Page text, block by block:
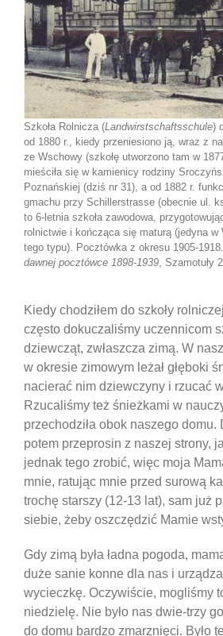
Szkoła Rolnicza (Landwirstschaftsschule)
od 1880 r., kiedy przeniesiono ją, wraz z
ze Wschowy (szkołę utworzono tam w
mieściła się w kamienicy rodziny
Poznańskiej (dziś nr 31), a od 1882 r.
gmachu przy Schillerstrasse (obecnie ul.
to 6-letnia szkoła zawodowa,
rolnictwie i kończąca się maturą (jedyna w
tego typu). Pocztówka z okresu 1905-1918.
dawnej pocztówce 1898-1939, Szamotuły
Kiedy chodziłem do szkoły
często dokuczaliśmy uczennicom
dziewcząt, zwłaszcza zimą. W
w okresie zimowym leżał głęboki
nacierać nim dziewczyny i rzucać
Rzucaliśmy też śnieżkami w
przechodziła obok naszego domu.
potem przeprosin z naszej strony,
jednak tego zrobić, więc moja
mnie, ratując mnie przed surową
trochę starszy (12-13 lat), sam już
siebie, żeby oszczędzić Mamie
Gdy zimą była ładna pogoda,
duże sanie konne dla nas i
wycieczkę. Oczywiście, mogliśmy
niedzielę. Nie było nas dwie-trzy
do domu bardzo zmarznięci. Było